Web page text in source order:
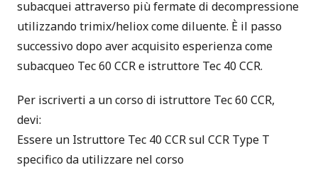
subacquei attraverso più fermate di decompressione
utilizzando trimix/heliox come diluente. È il passo
successivo dopo aver acquisito esperienza come
subacqueo Tec 60 CCR e istruttore Tec 40 CCR.
Per iscriverti a un corso di istruttore Tec 60 CCR,
devi:
Essere un Istruttore Tec 40 CCRsul CCR Type T
specifico da utilizzare nel corso